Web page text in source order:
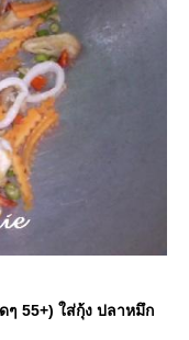
ๆ 55+) ใส่กุ้ง ปลาหมึก